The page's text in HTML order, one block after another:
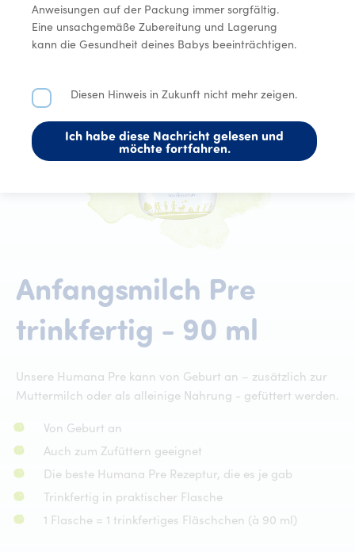
Anfangsmilch Pre
trinkfertig - 90 ml
Unsere Humana Pre kann von Geburt an – zusätzlich zur
Muttermilch oder als alleinige Nahrung - gefüttert werden.
Von Geburt an
Auch zum Zufüttern geeignet
Die beste Humana Pre Rezeptur, die es je gab
Trinkfertig in praktischer Flasche
1 Flasche = 1 trinkfertiges Fläschchen (à 90 ml)
Anweisungen auf der Packung immer sorgfältig.
Eine unsachgemäße Zubereitung und Lagerung
kann die Gesundheit deines Babys beeinträchtigen.
Diesen Hinweis in Zukunft nicht mehr zeigen.
Ich habe diese Nachricht gelesen und
möchte fortfahren.